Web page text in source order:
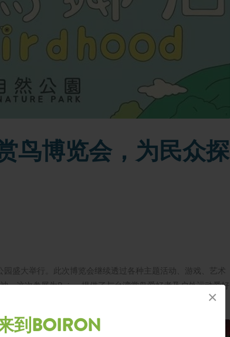
×
到BOIRON
鸟博览会，为民众探
盛大举行。此次博览会继续透过各种主题活动、游戏、艺术
。这次参展为Boiron提供了与台湾赏鸟爱好者及户外运动爱好